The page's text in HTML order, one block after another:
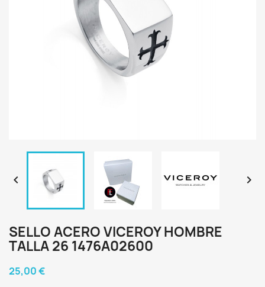
 
SELLO ACERO VICEROY HOMBRE
TALLA 26 1476A02600
25,00 €